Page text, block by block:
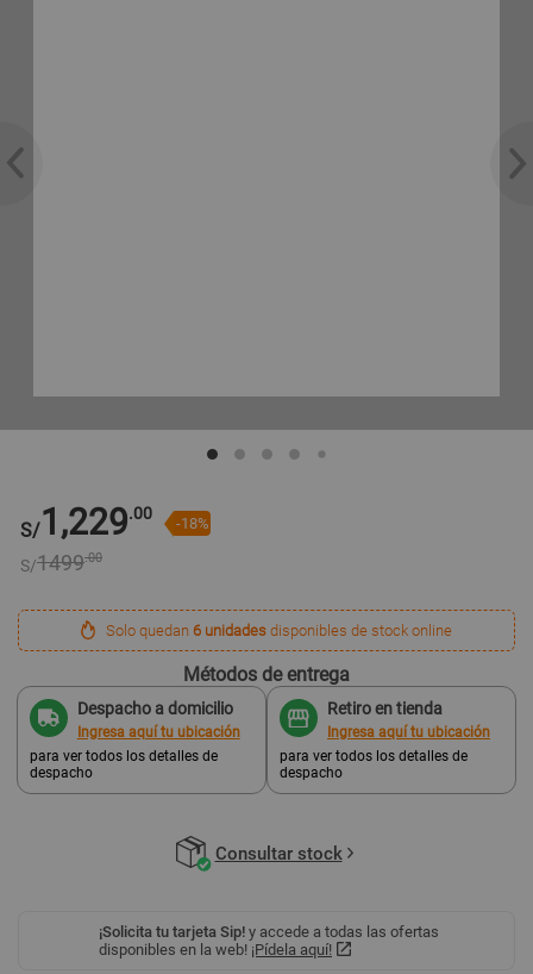
S/1,229.00 -18%
S/1499.00
Solo quedan 6 unidades disponibles de stock online
Métodos de entrega
Despacho a domicilio
Ingresa aquí tu ubicación
para ver todos los detalles de
despacho
Retiro en tienda
Ingresa aquí tu ubicación
para ver todos los detalles de
despacho
Consultar stock
¡Solicita tu tarjeta Sip! y accede a todas las ofertas
disponibles en la web! ¡Pídela aquí!